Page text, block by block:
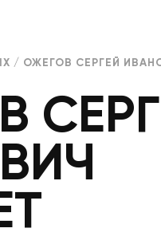
/ ОЖЕГОВ СЕРГЕЙ